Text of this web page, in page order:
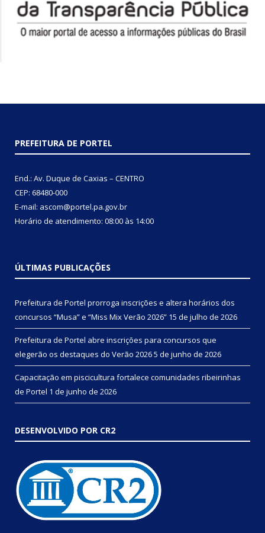
PREFEITURA DE PORTEL
End.: Av. Duque de Caxias – CENTRO
CEP: 68480-000
E-mail: ascom@portel.pa.gov.br
Horário de atendimento: 08:00 às 14:00
ÚLTIMAS PUBLICAÇÕES
Prefeitura de Portel prorroga inscrições e altera horários dos
concursos “Musa” e “Miss Mix Verão 2026” 15 de julho de 2026
Prefeitura de Portel abre inscrições para concursos que
elegerão os destaques do Verão 20265 de junho de 2026
Capacitação em piscicultura fortalece comunidades ribeirinhas
de Portel 1 de junho de 2026
DESENVOLVIDO POR CR2